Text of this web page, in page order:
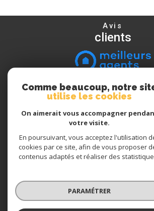
Avis
clients
Nous
suivre
Nous
adhérons
© 2026 | Tous droits réservés | Traduction
Comme beaucoup, notre
utilise les cookies
On aimerait vous accompagner
votre visite.
En poursuivant, vous acceptez l'utilisation
cookies par ce site, afin de vous proposer
contenus adaptés et réaliser des
PARAMÉTRER